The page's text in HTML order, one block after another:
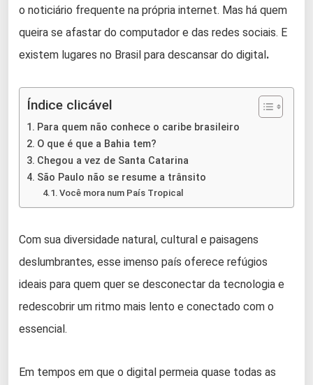
o noticiário frequente na própria internet. Mas há quem
queira se afastar do computador e das redes sociais. E
existem lugares no Brasil para descansar do digital.
Índice clicável
Para quem não conhece o caribe brasileiro
O que é que a Bahia tem?
Chegou a vez de Santa Catarina
São Paulo não se resume a trânsito
Você mora num País Tropical
Com sua diversidade natural, cultural e paisagens
deslumbrantes, esse imenso país oferece refúgios
ideais para quem quer se desconectar da tecnologia e
redescobrir um ritmo mais lento e conectado com o
essencial.
Em tempos em que o digital permeia quase todas as